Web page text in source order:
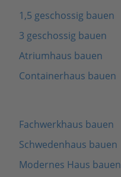
1,5 geschossig bauen
3 geschossig bauen
Atriumhaus bauen
Containerhaus bauen
Fachwerkhaus bauen
Schwedenhaus bauen
Modernes Haus bauen